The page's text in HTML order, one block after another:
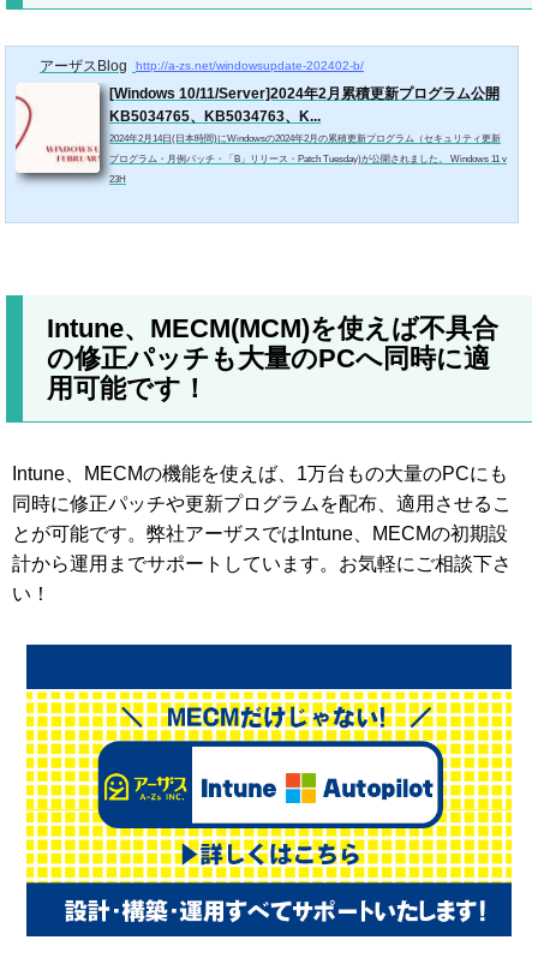
アーザスBlog http://a-zs.net/windowsupdate-202402-b/
[Windows 10/11/Server]2024年2月累積更新プログラム公開
KB5034765、KB5034763、K...
2024年2月14日(日本時間)にWindowsの2024年2月の累積更新プログラム（セキュリティ更新
プログラム・月例パッチ・「B」リリース・Patch Tuesday)が公開されました。 Windows 11 v
23H
Intune、MECM(MCM)を使えば不具合
の修正パッチも大量のPCへ同時に適
用可能です！
Intune、MECMの機能を使えば、1万台もの大量のPCにも
同時に修正パッチや更新プログラムを配布、適用させるこ
とが可能です。弊社アーザスではIntune、MECMの初期設
計から運用までサポートしています。お気軽にご相談下さ
い！